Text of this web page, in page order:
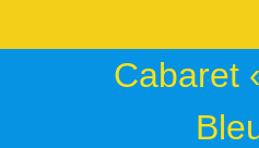
Cabaret